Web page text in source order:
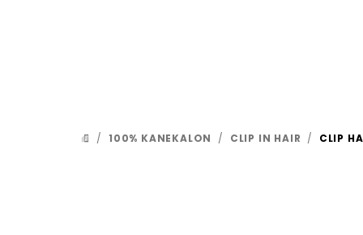
DOMŮ
/ 100% KANEKALON / CLIP IN HAIR / CLIP